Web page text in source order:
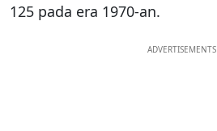
125 pada era 1970-an.
ADVERTISEMENTS